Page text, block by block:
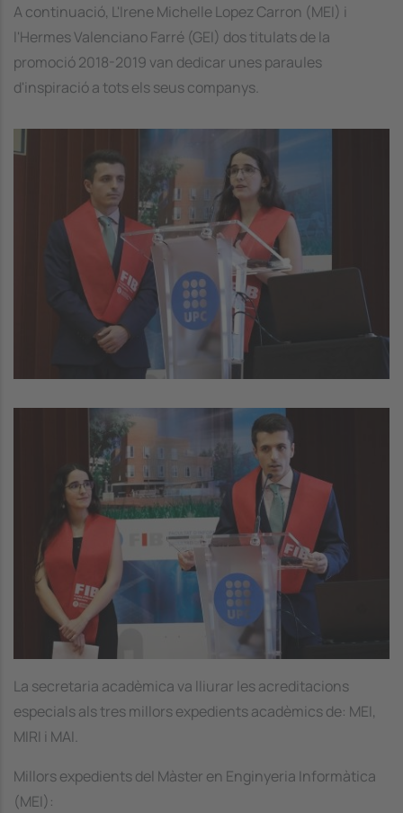
A continuació, L'Irene Michelle Lopez Carron (MEI) i
l'Hermes Valenciano Farré (GEI) dos titulats de la
promoció 2018-2019 van dedicar unes paraules
d'inspiració a tots els seus companys.
La secretaria acadèmica va lliurar les acreditacions
especials als tres millors expedients acadèmics de: MEI,
MIRI i MAI.
Millors expedients del Màster en Enginyeria Informàtica
(MEI):